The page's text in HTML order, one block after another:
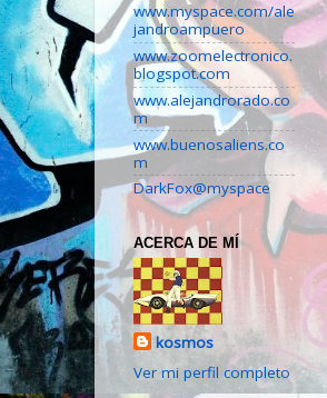
www.myspace.com/ale
jandroampuero
www.zoomelectronico.
blogspot.com
www.alejandrorado.co
m
www.buenosaliens.co
m
DarkFox@myspace
ACERCA DE MÍ
kosmos
Ver mi perfil completo